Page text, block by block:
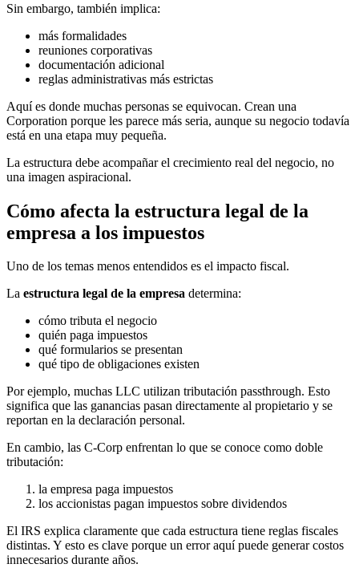
Sin embargo, también implica:
más formalidades
reuniones corporativas
documentación adicional
reglas administrativas más estrictas
Aquí es donde muchas personas se equivocan. Crean una
Corporation porque les parece más seria, aunque su negocio todavía
está en una etapa muy pequeña.
La estructura debe acompañar el crecimiento real del negocio, no
una imagen aspiracional.
Cómo afecta la estructura legal de la
empresa a los impuestos
Uno de los temas menos entendidos es el impacto fiscal.
La estructura legal de la empresa determina:
cómo tributa el negocio
quién paga impuestos
qué formularios se presentan
qué tipo de obligaciones existen
Por ejemplo, muchas LLC utilizan tributación passthrough. Esto
significa que las ganancias pasan directamente al propietario y se
reportan en la declaración personal.
En cambio, las C-Corp enfrentan lo que se conoce como doble
tributación:
la empresa paga impuestos
los accionistas pagan impuestos sobre dividendos
El IRS explica claramente que cada estructura tiene reglas fiscales
distintas. Y esto es clave porque un error aquí puede generar costos
innecesarios durante años.